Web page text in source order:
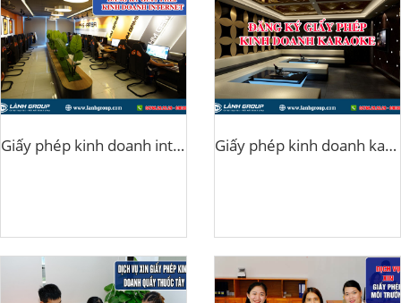
Giấy phép kinh doanh internet Giấy phép kinh doanh karaoke